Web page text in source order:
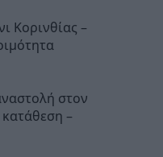
Κορινθίας –
στον
–